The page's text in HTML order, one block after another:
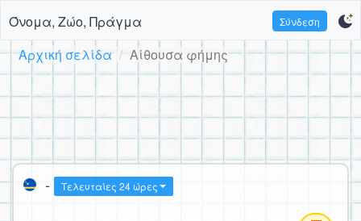
Όνομα, Ζώο, Πράγμα Σύνδεση
Αρχική σελίδα Αίθουσα φήμης
- Τελευταίες 24 ώρες